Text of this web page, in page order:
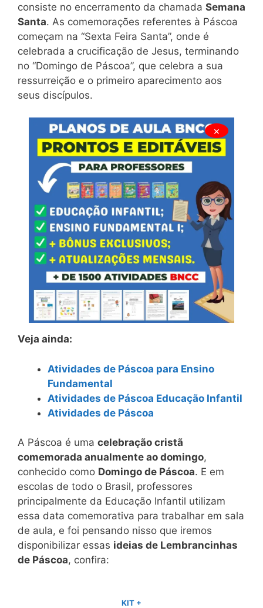
consiste no encerramento da chamada Semana
Santa. As comemorações referentes à Páscoa
começam na “Sexta Feira Santa”, onde é
celebrada a crucificação de Jesus, terminando
no “Domingo de Páscoa”, que celebra a sua
ressurreição e o primeiro aparecimento aos
seus discípulos.
×
Veja ainda:
Atividades de Páscoa para Ensino
Fundamental
Atividades de Páscoa Educação Infantil
Atividades de Páscoa
A Páscoa é uma celebração cristã
comemorada anualmente ao domingo,
conhecido como Domingo de Páscoa. E em
escolas de todo o Brasil, professores
principalmente da Educação Infantil utilizam
essa data comemorativa para trabalhar em sala
de aula, e foi pensando nisso que iremos
disponibilizar essas ideias de Lembrancinhas
de Páscoa, confira:
KIT +